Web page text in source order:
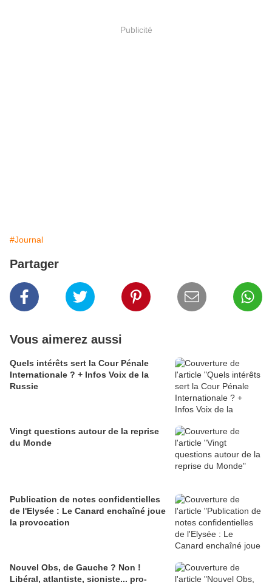
Publicité
#Journal
Partager
Vous aimerez aussi
Quels intérêts sert la Cour Pénale
Internationale ? + Infos Voix de la
Russie
Vingt questions autour de la reprise
du Monde
Publication de notes confidentielles
de l'Elysée : Le Canard enchaîné joue
la provocation
Nouvel Obs, de Gauche ? Non !
Libéral, atlantiste, sioniste... pro-